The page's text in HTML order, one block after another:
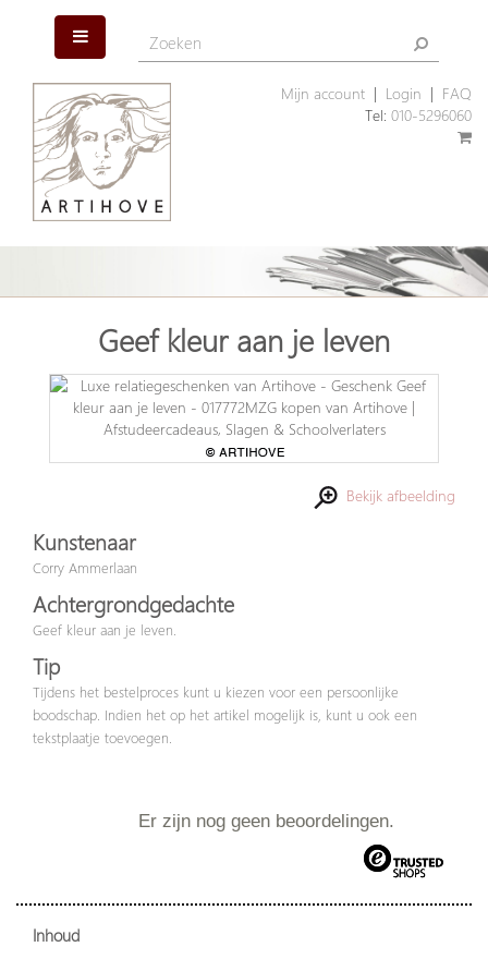
Mijn account| Login
FAQ
Tel: 010-5296060
Geef kleur aan je leven
Bekijk afbeelding
Kunstenaar
Corry Ammerlaan
Achtergrondgedachte
Geef kleur aan je leven.
Tip
Tijdens het bestelproces kunt u kiezen voor een persoonlijke
boodschap. Indien het op het artikel mogelijk is, kunt u ook een
tekstplaatje toevoegen.
Er zijn nog geen beoordelingen.
Inhoud